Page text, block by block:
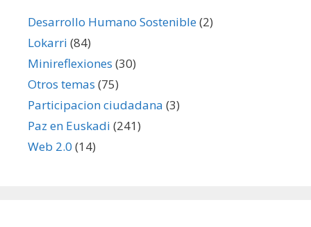
Desarrollo Humano Sostenible(2)
Lokarri (84)
Minireflexiones (30)
Otros temas (75)
Participacion ciudadana (3)
Paz en Euskadi (241)
Web 2.0 (14)